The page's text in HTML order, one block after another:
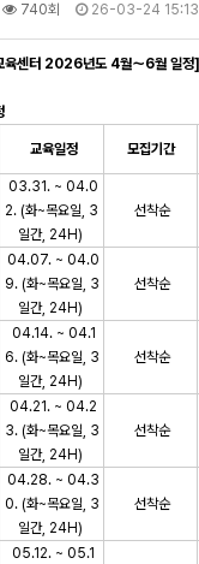
740회 26-03-24 15:13
육센터 2026년도 4월～6월 일정]
교육일정 모집기간
03.31. ~ 04.0
2. (화~목요일, 3
일간, 24H)
선착순
04.07. ~ 04.0
9. (화~목요일, 3
일간, 24H)
선착순
04.14. ~ 04.1
6. (화~목요일, 3
일간, 24H)
선착순
04.21. ~ 04.2
3. (화~목요일, 3
일간, 24H)
선착순
04.28. ~ 04.3
0. (화~목요일, 3
일간, 24H)
선착순
05.12. ~ 05.1